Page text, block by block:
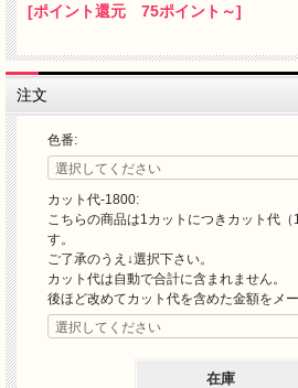
[ポイント還元 75ポイント～]
注文
色番:
カット代-1800:
こちらの商品は1カットにつきカット代
す。
ご了承のうえ↓選択下さい。
カット代は自動で合計に含まれません。
後ほど改めてカット代を含めた金額をメ
在庫